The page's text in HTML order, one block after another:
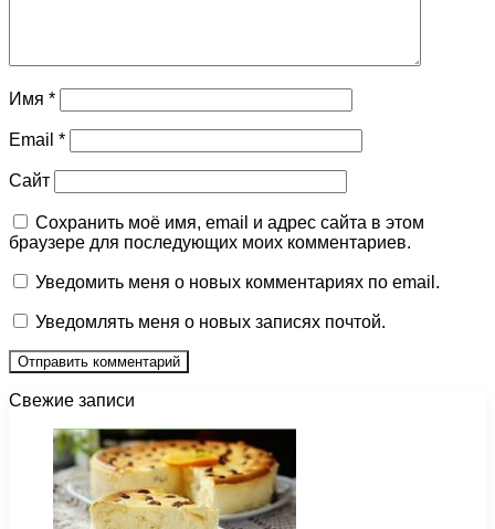
Имя *
Email *
Сайт
Сохранить моё имя, email и адрес сайта в этом
браузере для последующих моих комментариев.
Уведомить меня о новых комментариях по email.
Уведомлять меня о новых записях почтой.
Свежие записи